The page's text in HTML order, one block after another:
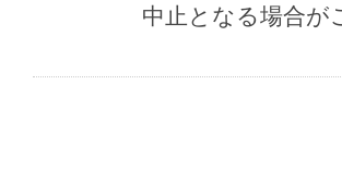
中止となる場合が